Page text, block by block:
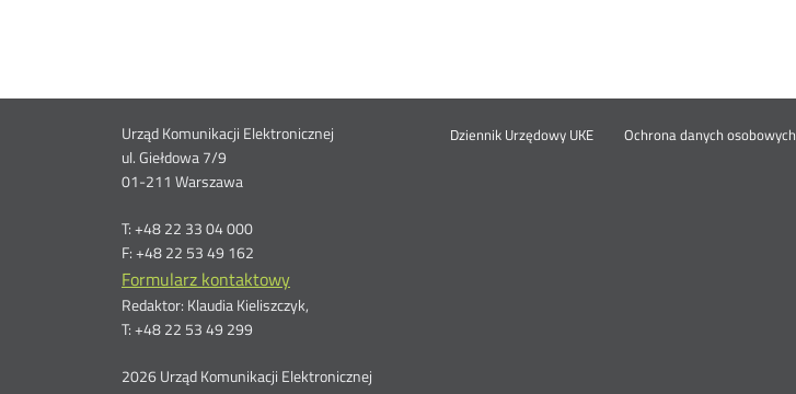
Dane
kontaktowe
Urząd Komunikacji Elektronicznej
ul. Giełdowa 7/9
01-211 Warszawa
T: +48 22 33 04 000
F: +48 22 53 49 162
Formularz kontaktowy
Redaktor: Klaudia Kieliszczyk,
T: +48 22 53 49 299
Stopka
Dziennik Urzędowy UKE Otwórz
Ochrona danych osobowych
2026 Urząd Komunikacji Elektronicznej